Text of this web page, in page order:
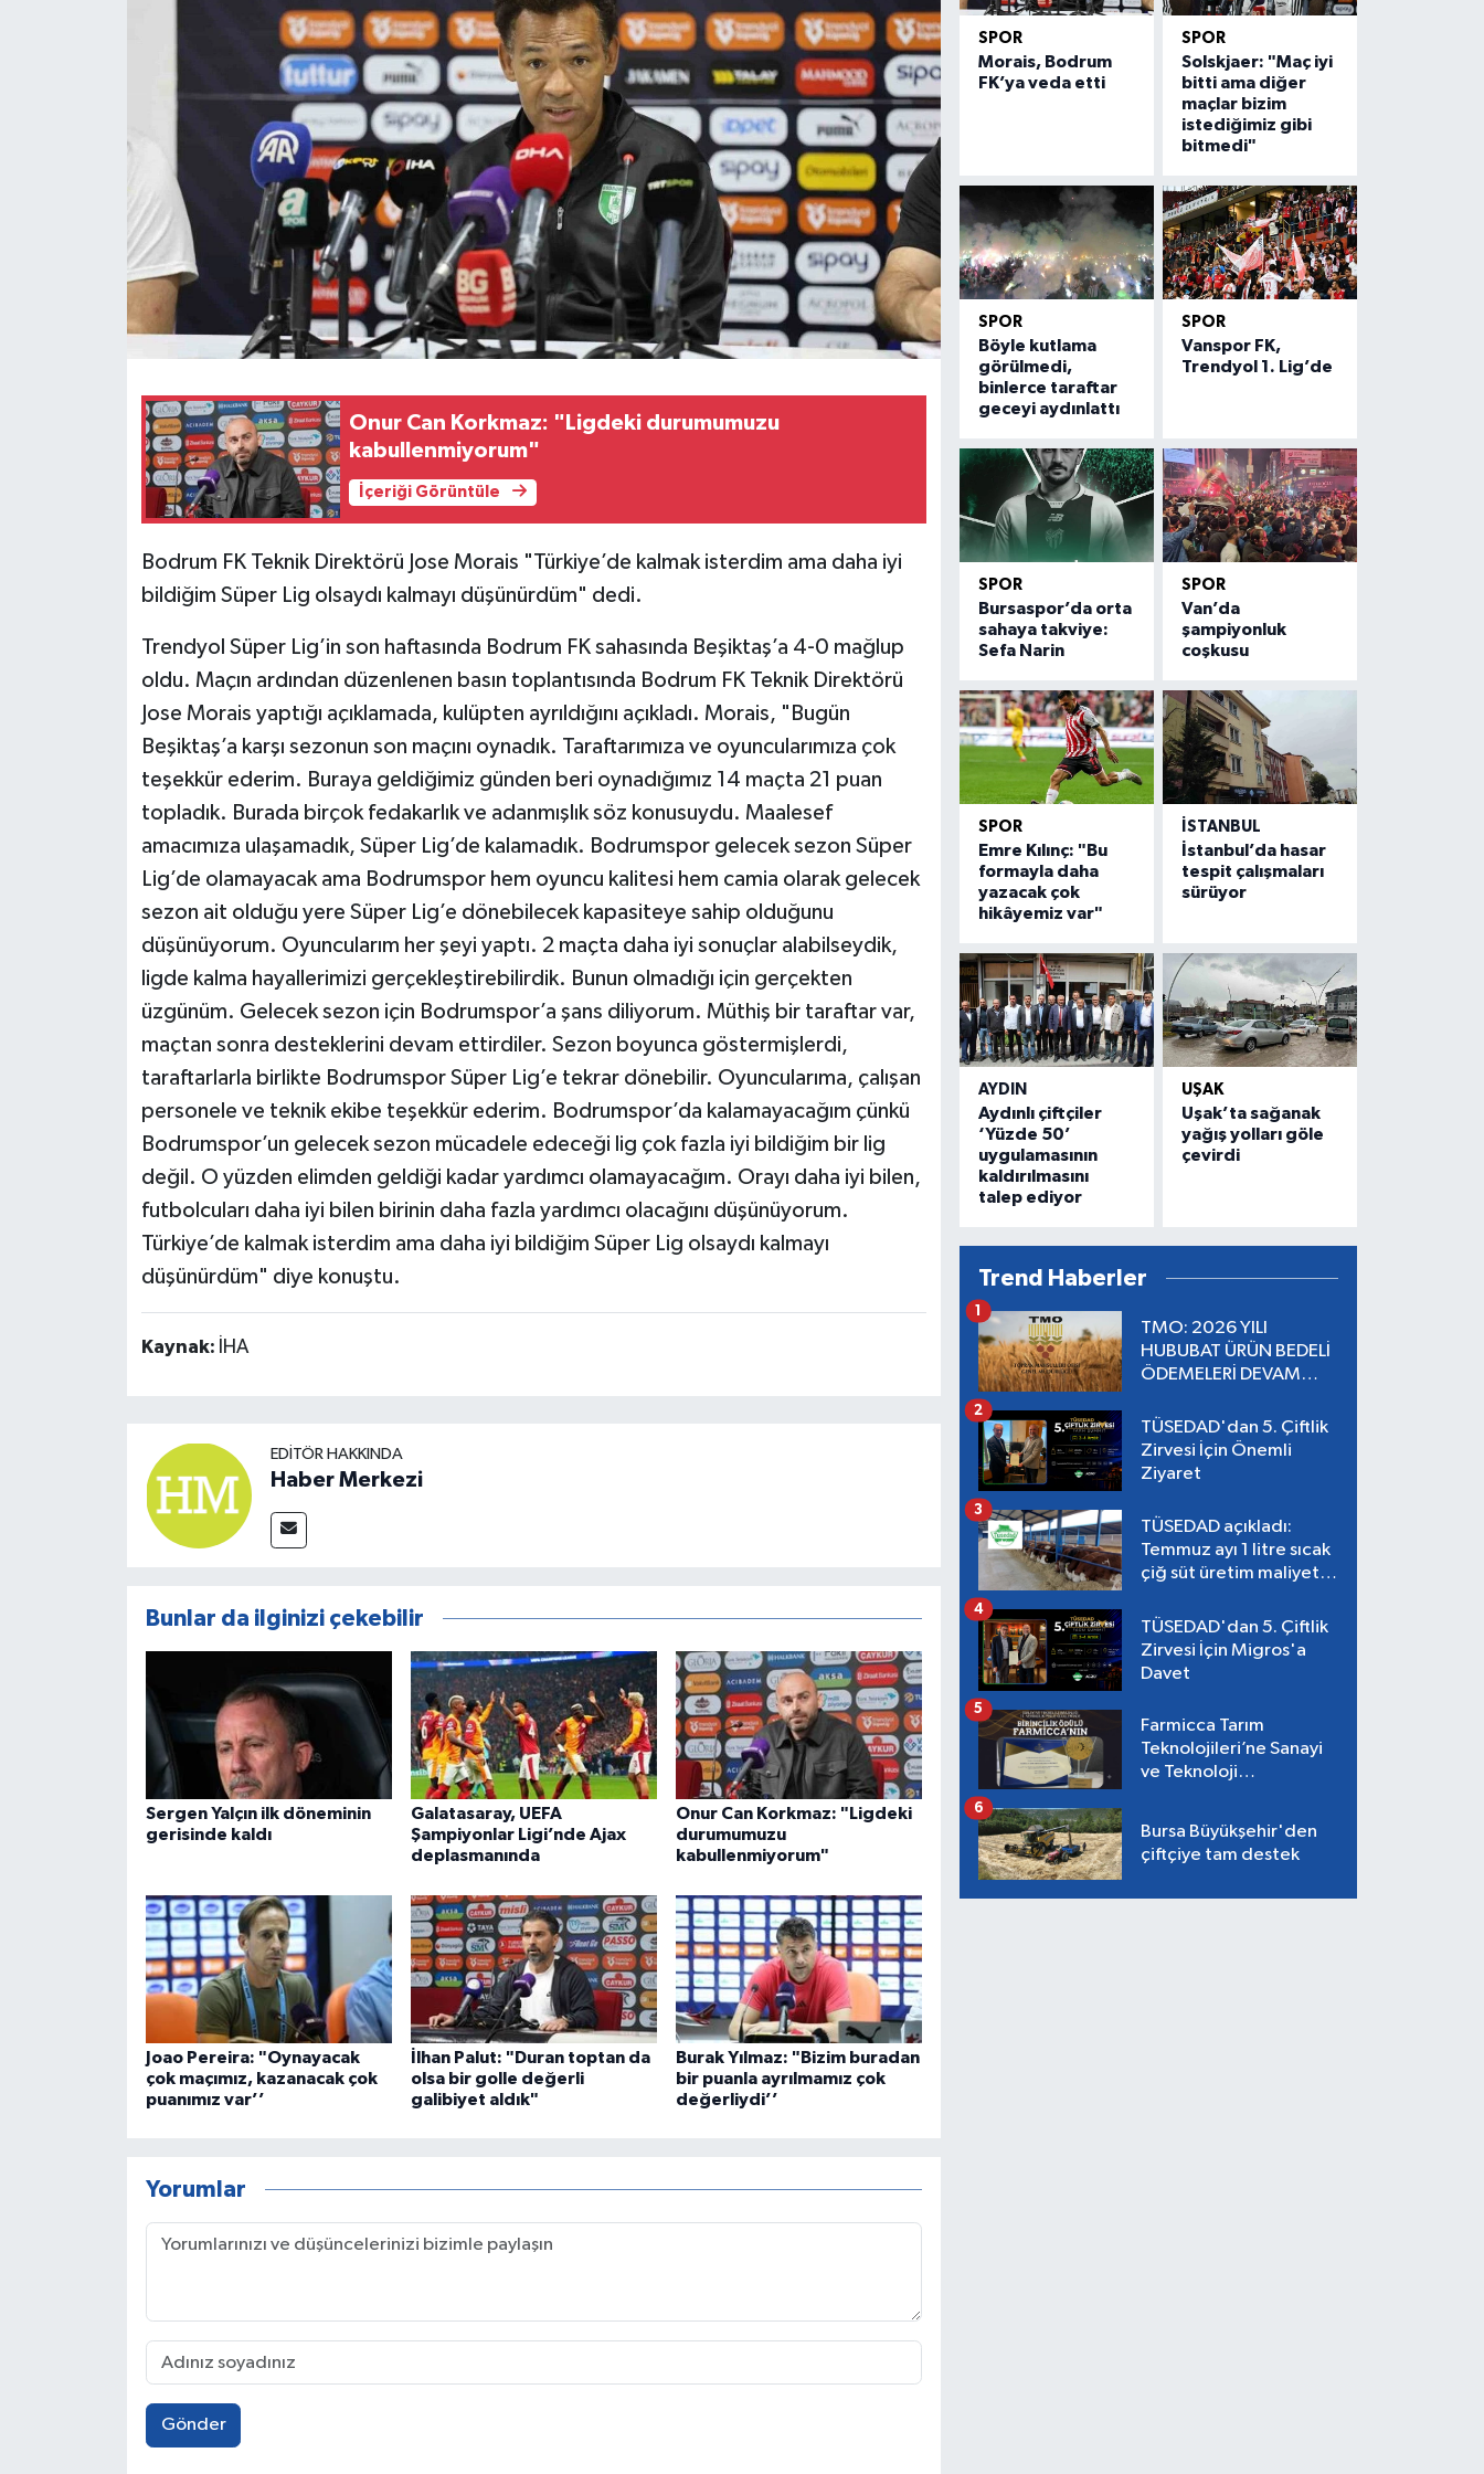
Onur Can Korkmaz: "Ligdeki durumumuzu
kabullenmiyorum"
İçeriği Görüntüle
Bodrum FK Teknik Direktörü Jose Morais "Türkiye’de kalmak isterdim ama daha iyi
bildiğim Süper Lig olsaydı kalmayı düşünürdüm" dedi.
Trendyol Süper Lig’in son haftasında Bodrum FK sahasında Beşiktaş’a 4-0 mağlup
oldu. Maçın ardından düzenlenen basın toplantısında Bodrum FK Teknik Direktörü
Jose Morais yaptığı açıklamada, kulüpten ayrıldığını açıkladı. Morais, "Bugün
Beşiktaş’a karşı sezonun son maçını oynadık. Taraftarımıza ve oyuncularımıza çok
teşekkür ederim. Buraya geldiğimiz günden beri oynadığımız 14 maçta 21 puan
topladık. Burada birçok fedakarlık ve adanmışlık söz konusuydu. Maalesef
amacımıza ulaşamadık, Süper Lig’de kalamadık. Bodrumspor gelecek sezon Süper
Lig’de olamayacak ama Bodrumspor hem oyuncu kalitesi hem camia olarak gelecek
sezon ait olduğu yere Süper Lig’e dönebilecek kapasiteye sahip olduğunu
düşünüyorum. Oyuncularım her şeyi yaptı. 2 maçta daha iyi sonuçlar alabilseydik,
ligde kalma hayallerimizi gerçekleştirebilirdik. Bunun olmadığı için gerçekten
üzgünüm. Gelecek sezon için Bodrumspor’a şans diliyorum. Müthiş bir taraftar var,
maçtan sonra desteklerini devam ettirdiler. Sezon boyunca göstermişlerdi,
taraftarlarla birlikte Bodrumspor Süper Lig’e tekrar dönebilir. Oyuncularıma, çalışan
personele ve teknik ekibe teşekkür ederim. Bodrumspor’da kalamayacağım çünkü
Bodrumspor’un gelecek sezon mücadele edeceği lig çok fazla iyi bildiğim bir lig
değil. O yüzden elimden geldiği kadar yardımcı olamayacağım. Orayı daha iyi bilen,
futbolcuları daha iyi bilen birinin daha fazla yardımcı olacağını düşünüyorum.
Türkiye’de kalmak isterdim ama daha iyi bildiğim Süper Lig olsaydı kalmayı
düşünürdüm" diye konuştu.
Kaynak: İHA
EDITÖR HAKKINDA
Haber Merkezi
Bunlar da ilginizi çekebilir
Sergen Yalçın ilk döneminin
gerisinde kaldı
Galatasaray, UEFA
Şampiyonlar Ligi’nde Ajax
deplasmanında
Onur Can Korkmaz: "Ligdeki
durumumuzu
kabullenmiyorum"
Joao Pereira: "Oynayacak
çok maçımız, kazanacak çok
puanımız var’’
İlhan Palut: "Duran toptan da
olsa bir golle değerli
galibiyet aldık"
Burak Yılmaz: "Bizim buradan
bir puanla ayrılmamız çok
değerliydi’’
Yorumlar
Gönder
SPOR
Morais, Bodrum
FK’ya veda etti
SPOR
Solskjaer: "Maç iyi
bitti ama diğer
maçlar bizim
istediğimiz gibi
bitmedi"
SPOR
Böyle kutlama
görülmedi,
binlerce taraftar
geceyi aydınlattı
SPOR
Vanspor FK,
Trendyol 1. Lig’de
SPOR
Bursaspor’da orta
sahaya takviye:
Sefa Narin
SPOR
Van’da
şampiyonluk
coşkusu
SPOR
Emre Kılınç: "Bu
formayla daha
yazacak çok
hikâyemiz var"
İSTANBUL
İstanbul’da hasar
tespit çalışmaları
sürüyor
AYDIN
Aydınlı çiftçiler
‘Yüzde 50’
uygulamasının
kaldırılmasını
talep ediyor
UŞAK
Uşak’ta sağanak
yağış yolları göle
çevirdi
Trend Haberler
TMO: 2026 YILI
HUBUBAT ÜRÜN BEDELİ
ÖDEMELERİ DEVAM
1
TÜSEDAD'dan 5. Çiftlik
Zirvesi İçin Önemli
Ziyaret
2
TÜSEDAD açıkladı:
Temmuz ayı 1 litre sıcak
çiğ süt üretim maliyeti
3
TÜSEDAD'dan 5. Çiftlik
Zirvesi İçin Migros'a
Davet
4
Farmicca Tarım
Teknolojileri’ne Sanayi
ve Teknoloji
5
Bursa Büyükşehir'den
çiftçiye tam destek
6